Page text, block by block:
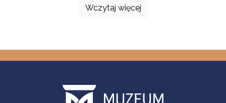
Wczytaj więcej